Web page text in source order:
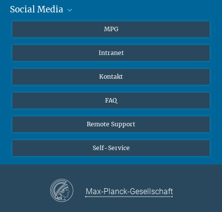
Hahn-Meitner-Weg 1, 55128 Mainz
Journalisten
Alumni
Social Media
Facebook
Instagram
YouTube
MPG
Intranet
Kontakt
FAQ
Remote Support
Self-Service
Max-Planck-Gesellschaft